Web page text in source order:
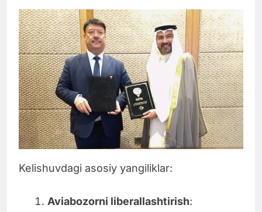
Kelishuvdagi asosiy yangiliklar:
Aviabozorni liberallashtirish: